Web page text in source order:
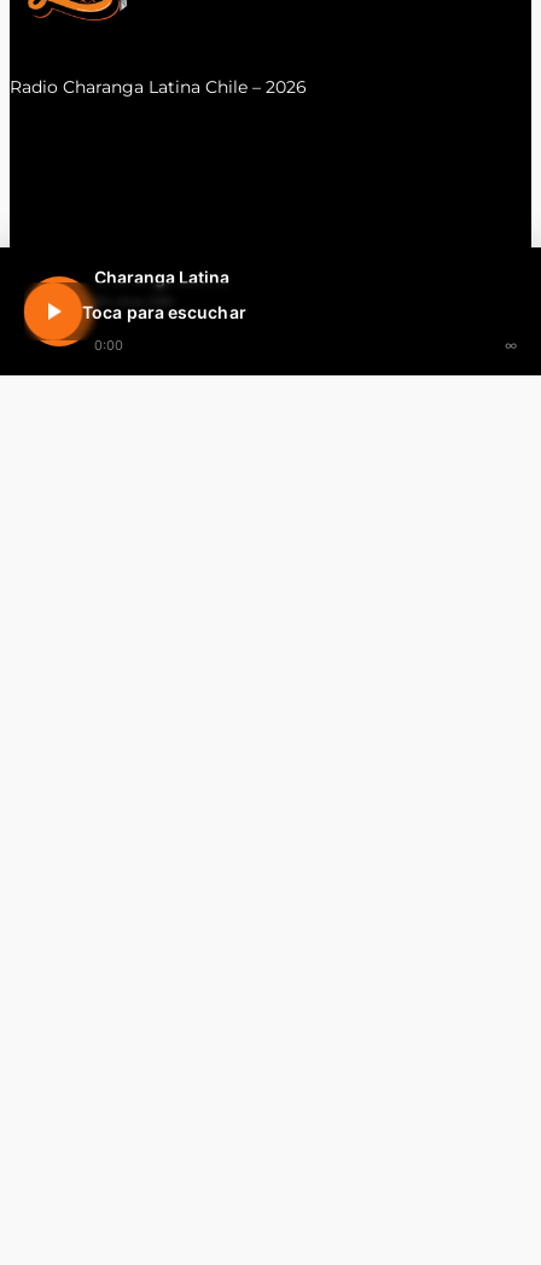
Charanga Latina
En vivo 24h
0:00 ∞
Toca para escuchar
Radio Charanga Latina Chile – 2026